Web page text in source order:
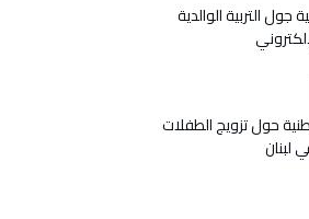
جول التربية الوالدية
حول تزويج الطفلات
لبنان